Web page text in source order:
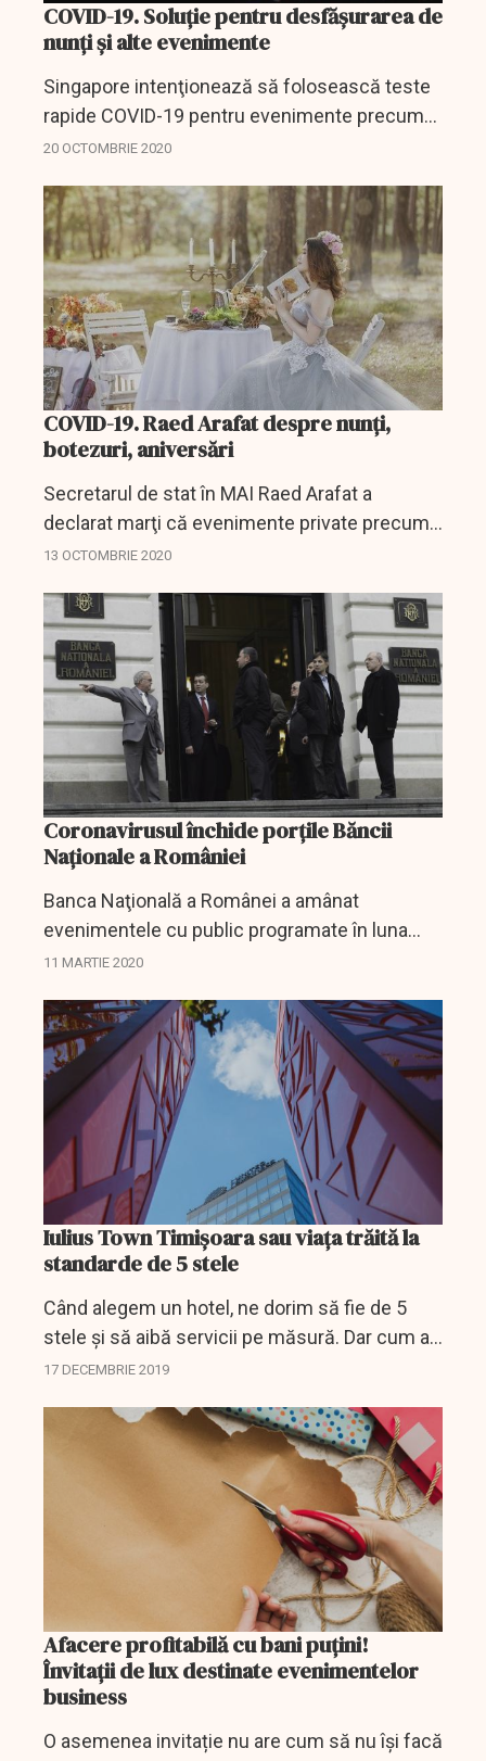
COVID-19. Soluție pentru desfășurarea de
nunți și alte evenimente
Singapore intenţionează să folosească teste
rapide COVID-19 pentru evenimente precum
nunţi şi conferinţe de afaceri pe măsură ce
continuare a...
20 OCTOMBRIE 2020
COVID-19. Raed Arafat despre nunți,
botezuri, aniversări
Secretarul de stat în MAI Raed Arafat a
declarat marţi că evenimente private precum
nunţile, botezurile, aniversările, mesele festive
sunt...
13 OCTOMBRIE 2020
Coronavirusul închide porțile Băncii
Naționale a României
Banca Naţională a Românei a amânat
evenimentele cu public programate în luna
martie, în contextul epidemiei de coronavirus,
telemuncă, a...
11 MARTIE 2020
Iulius Town Timișoara sau viața trăită la
standarde de 5 stele
Când alegem un hotel, ne dorim să fie de 5
stele și să aibă servicii pe măsură. Dar cum ar
fi să mergeți la serviciu în birouri de 5 stele și,
17 DECEMBRIE 2019
Afacere profitabilă cu bani puțini!
Învitații de lux destinate evenimentelor
business
O asemenea invitație nu are cum să nu își facă